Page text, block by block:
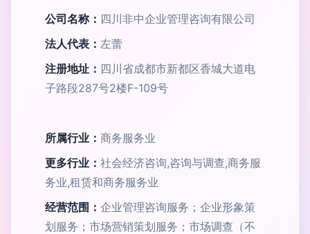
公司名称： 四川非中企业管理咨询有限公司
法人代表： 左蕾
注册地址： 四川省成都市新都区香城大道电
子路段287号2楼F-109号
所属行业： 商务服务业
更多行业： 社会经济咨询,咨询与调查,商务服
务业,租赁和商务服务业
经营范围： 企业管理咨询服务；企业形象策
划服务；市场营销策划服务；市场调查（不